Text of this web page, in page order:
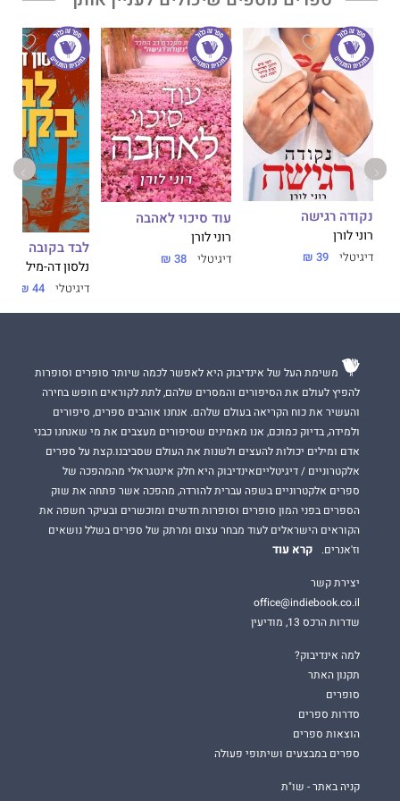
נקודה רגישה
רוני לורן
דיגיטלי 39 ₪
עוד סיכוי לאהבה
רוני לורן
דיגיטלי 38 ₪
לבד בקובה
נלסון דה-מיל
דיגיטלי 44 ₪
משימת העל של אינדיבוק היא לאפשר לכמה שיותר סופרים וסופרות
להפיץ לעולם את הסיפורים והמסרים שלהם, לתת לקוראים חופש בחירה
והעשיר את כוח הקריאה בעולם שלהם. אנחנו אוהבים ספרים, סיפורים
ולמידה, בדיוק כמוכם, אנו מאמינים שסיפורים מעצבים את מי שאנחנו כבני
אדם ומילים יכולות להעצים ולשנות את העולם שסביבנו.קצת על ספרים
אלקטרוניים / דיגיטלייםאינדיבוק היא חלק אינטגראלי מהמהפכה של
ספרים אלקטרוניים בשפה עברית להורדה, מהפכה אשר פתחה את שוק
הספרים בפני המון סופרים וסופרות חדשים ומוכשרים ובעיקר חשפה את
הקוראים הישראלים לעוד מבחר עצום ומרתק של ספרים בשלל נושאים
וז'אנרים.
קרא עוד
יצירת קשר
office@indiebook.co.il
שדרות הרכס 13, מודיעין
למה אינדיבוק?
תקנון האתר
סופרים
סדרות ספרים
הוצאות ספרים
ספרים במבצעים ושיתופי פעולה
קניה באתר - שו"ת